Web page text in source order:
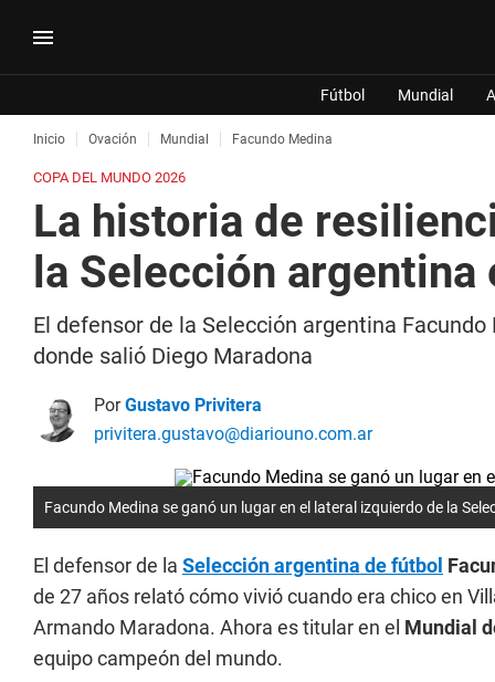
Fútbol Mundial
Inicio Ovación Mundial Facundo Medina
COPA DEL MUNDO 2026
La historia de
la Selección argentina
El defensor de la Selección argentina
donde salió Diego Maradona
PorGustavo Privitera
privitera.gustavo@diariouno.com.ar
Facundo Medina se ganó un lugar en el lateral izquierdo de la
El defensor de la Selección argentina de fútbol
de 27 años relató cómo vivió cuando era chico en
Armando Maradona. Ahora es titular en el Mundial
equipo campeón del mundo.